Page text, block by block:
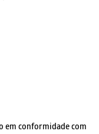
em conformidade com